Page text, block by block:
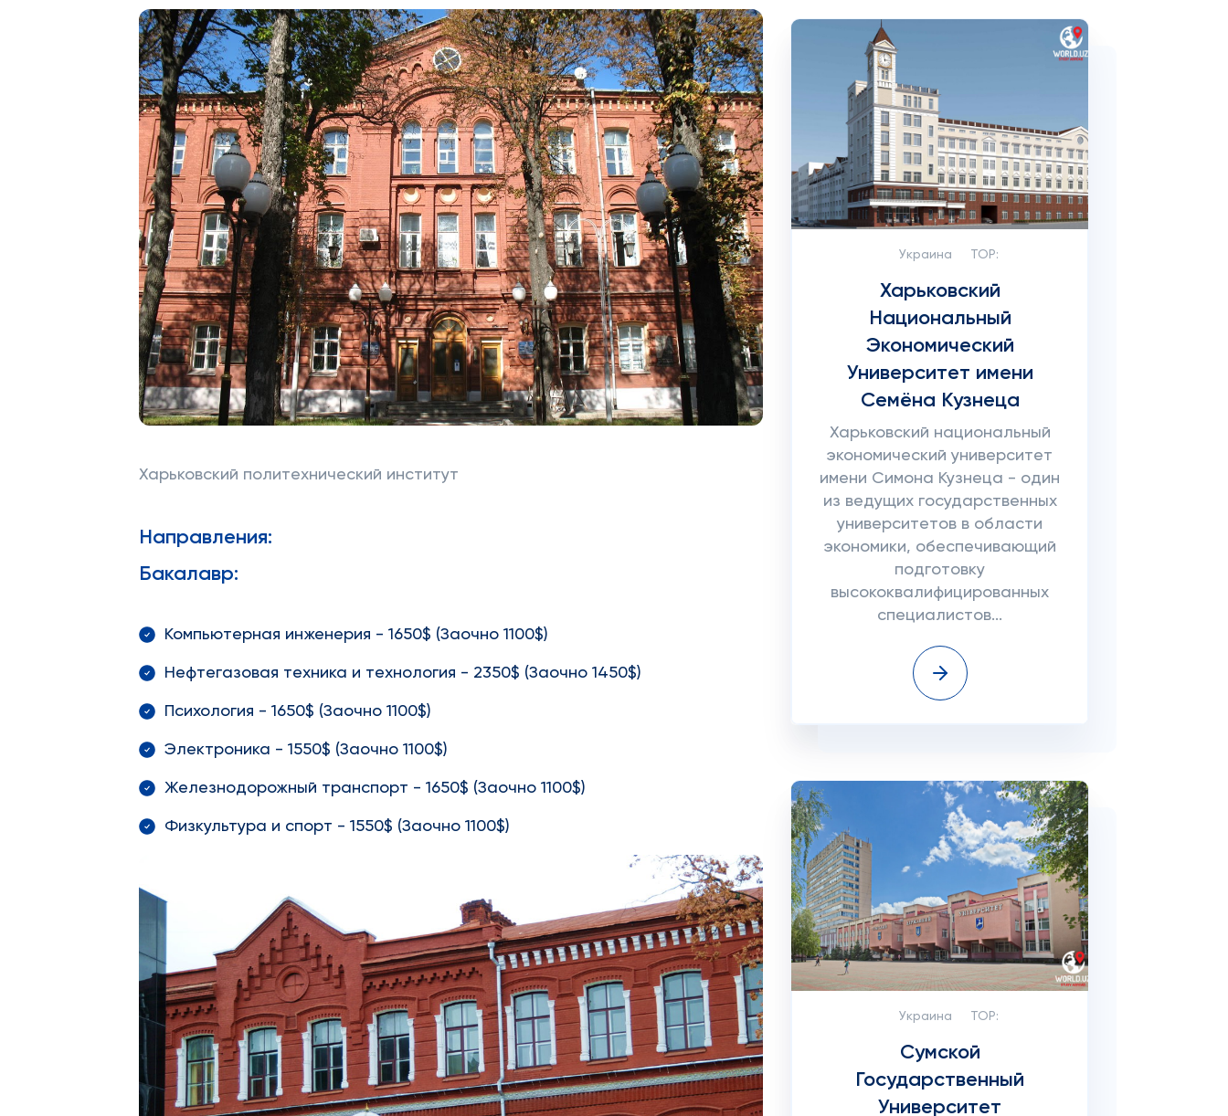
Харьковский политехнический институт
Направления:
Бакалавр:
Компьютерная инженерия - 1650$ (Заочно 1100$)
Нефтегазовая техника и технология - 2350$ (Заочно 1450$)
Психология - 1650$ (Заочно 1100$)
Электроника - 1550$ (Заочно 1100$)
Железнодорожный транспорт - 1650$ (Заочно 1100$)
Физкультура и спорт - 1550$ (Заочно 1100$)
Украина TOP:
Харьковский
Национальный
Экономический
Университет имени
Семёна Кузнеца
Харьковский национальный
экономический университет
имени Симона Кузнеца - один
из ведущих государственных
университетов в области
экономики, обеспечивающий
подготовку
высококвалифицированных
специалистов...
Украина TOP:
Сумской
Государственный
Университет